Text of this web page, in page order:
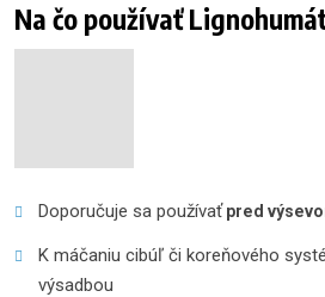
Na čo používať
Doporučuje sa používaťpred
K máčaniu cibúľ či koreňového
výsadbou